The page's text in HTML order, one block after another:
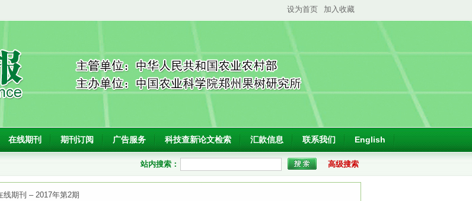
设为首页 加入收藏
在线期刊 期刊订阅 广告服务 科技查新论文检索 汇款信息 联系我们 English
站内搜索： 高级搜索
线期刊 – 2017年第2期